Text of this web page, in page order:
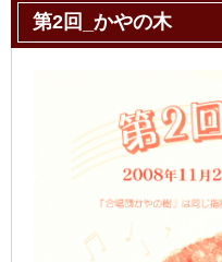
第2回_かやの木